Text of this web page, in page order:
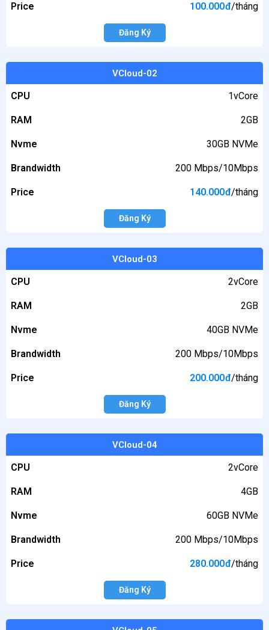
Brandwidth
Price 100.000đ/tháng
Đăng Ký
VCloud-02
CPU 1vCore
RAM 2GB
Nvme 30GB NVMe
Brandwidth 200 Mbps/10Mbps
Price 140.000đ/tháng
Đăng Ký
VCloud-03
CPU 2vCore
RAM 2GB
Nvme 40GB NVMe
Brandwidth 200 Mbps/10Mbps
Price 200.000đ/tháng
Đăng Ký
VCloud-04
CPU 2vCore
RAM 4GB
Nvme 60GB NVMe
Brandwidth 200 Mbps/10Mbps
Price 280.000đ/tháng
Đăng Ký